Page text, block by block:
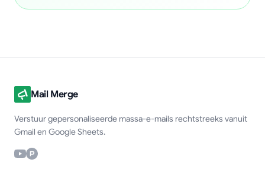
Mail Merge
Verstuur gepersonaliseerde massa-e-mails rechtstreeks vanuit
Gmail en Google Sheets.